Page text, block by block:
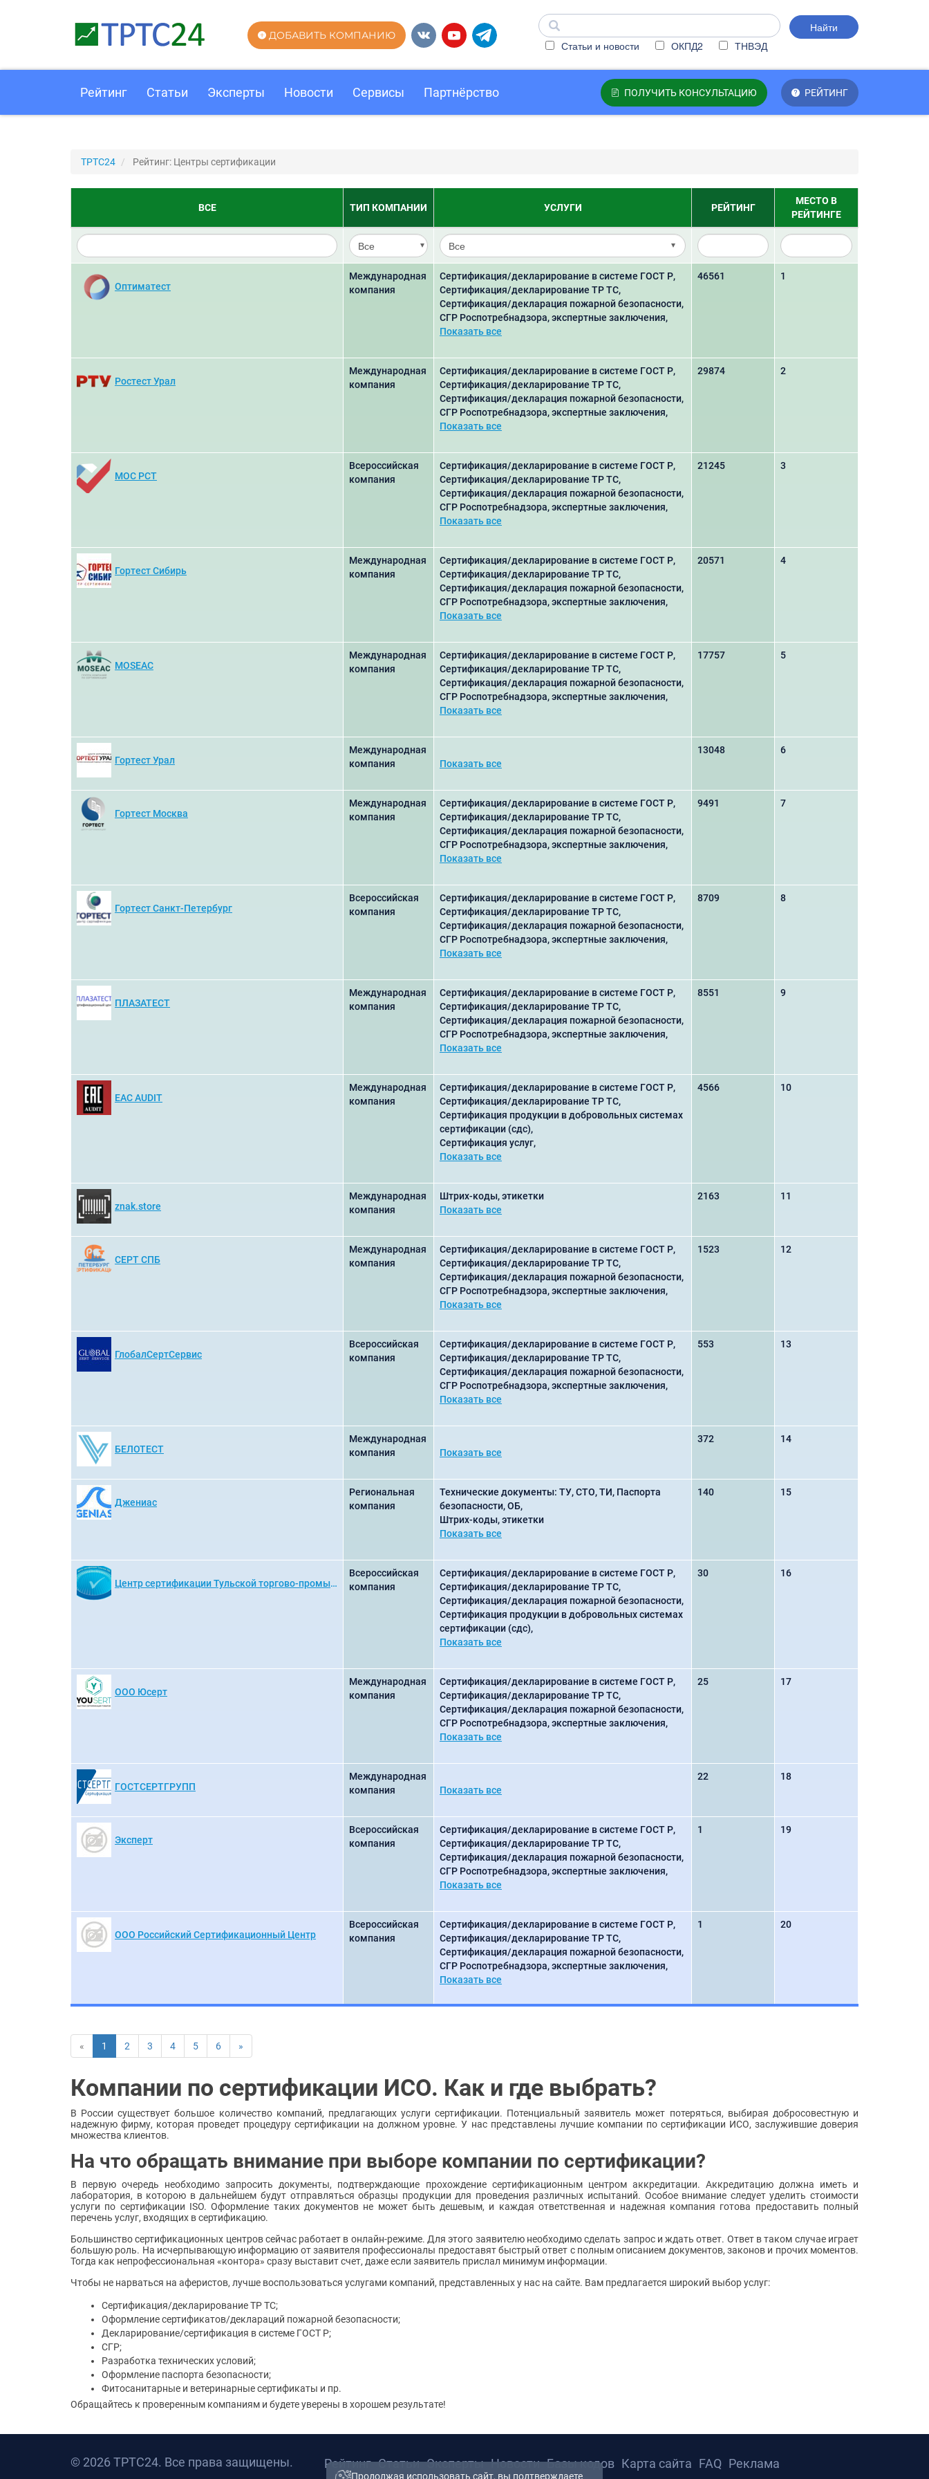
Найти
Статьи и новости
ОКПД2 ТНВЭД
ДОБАВИТЬ КОМПАНИЮ
ПОЛУЧИТЬ КОНСУЛЬТАЦИЮ РЕЙТИНГ
Рейтинг Статьи Эксперты Новости Сервисы Партнёрство
ТРТС24 Рейтинг: Центры сертификации
ВСЕ ТИП КОМПАНИИ УСЛУГИ РЕЙТИНГ
МЕСТО В
РЕЙТИНГЕ
Оптиматест
Международная
компания
Сертификация/декларирование в системе ГОСТ Р,
Сертификация/декларирование ТР ТС,
Сертификация/декларация пожарной безопасности,
СГР Роспотребнадзора, экспертные заключения,
Показать все
46561 1
Ростест Урал
Международная
компания
Сертификация/декларирование в системе ГОСТ Р,
Сертификация/декларирование ТР ТС,
Сертификация/декларация пожарной безопасности,
СГР Роспотребнадзора, экспертные заключения,
Показать все
29874 2
МОС РСТ
Всероссийская
компания
Сертификация/декларирование в системе ГОСТ Р,
Сертификация/декларирование ТР ТС,
Сертификация/декларация пожарной безопасности,
СГР Роспотребнадзора, экспертные заключения,
Показать все
21245 3
Гортест Сибирь
Международная
компания
Сертификация/декларирование в системе ГОСТ Р,
Сертификация/декларирование ТР ТС,
Сертификация/декларация пожарной безопасности,
СГР Роспотребнадзора, экспертные заключения,
Показать все
20571 4
MOSEAC
Международная
компания
Сертификация/декларирование в системе ГОСТ Р,
Сертификация/декларирование ТР ТС,
Сертификация/декларация пожарной безопасности,
СГР Роспотребнадзора, экспертные заключения,
Показать все
17757 5
Гортест Урал
Международная
компания
Показать все
13048 6
Гортест Москва
Международная
компания
Сертификация/декларирование в системе ГОСТ Р,
Сертификация/декларирование ТР ТС,
Сертификация/декларация пожарной безопасности,
СГР Роспотребнадзора, экспертные заключения,
Показать все
9491 7
Гортест Санкт-Петербург
Всероссийская
компания
Сертификация/декларирование в системе ГОСТ Р,
Сертификация/декларирование ТР ТС,
Сертификация/декларация пожарной безопасности,
СГР Роспотребнадзора, экспертные заключения,
Показать все
8709 8
ПЛАЗАТЕСТ
Международная
компания
Сертификация/декларирование в системе ГОСТ Р,
Сертификация/декларирование ТР ТС,
Сертификация/декларация пожарной безопасности,
СГР Роспотребнадзора, экспертные заключения,
Показать все
8551 9
EAC AUDIT
Международная
компания
Сертификация/декларирование в системе ГОСТ Р,
Сертификация/декларирование ТР ТС,
Сертификация продукции в добровольных системах
сертификации (сдс),
Сертификация услуг,
Показать все
4566 10
znak.store
Международная
компания
Штрих-коды, этикетки
Показать все
2163 11
СЕРТ СПБ
Международная
компания
Сертификация/декларирование в системе ГОСТ Р,
Сертификация/декларирование ТР ТС,
Сертификация/декларация пожарной безопасности,
СГР Роспотребнадзора, экспертные заключения,
Показать все
1523 12
ГлобалСертСервис
Всероссийская
компания
Сертификация/декларирование в системе ГОСТ Р,
Сертификация/декларирование ТР ТС,
Сертификация/декларация пожарной безопасности,
СГР Роспотребнадзора, экспертные заключения,
Показать все
553 13
БЕЛОТЕСТ
Международная
компания
Показать все
372 14
Джениас
Региональная
компания
Технические документы: ТУ, СТО, ТИ, Паспорта
безопасности, ОБ,
Штрих-коды, этикетки
Показать все
140 15
Центр сертификации Тульской торгово-промышленной палаты
Всероссийская
компания
Сертификация/декларирование в системе ГОСТ Р,
Сертификация/декларирование ТР ТС,
Сертификация/декларация пожарной безопасности,
Сертификация продукции в добровольных системах
сертификации (сдс),
Показать все
30 16
ООО Юсерт
Международная
компания
Сертификация/декларирование в системе ГОСТ Р,
Сертификация/декларирование ТР ТС,
Сертификация/декларация пожарной безопасности,
СГР Роспотребнадзора, экспертные заключения,
Показать все
25 17
ГОСТСЕРТГРУПП
Международная
компания
Показать все
22 18
Эксперт
Всероссийская
компания
Сертификация/декларирование в системе ГОСТ Р,
Сертификация/декларирование ТР ТС,
Сертификация/декларация пожарной безопасности,
СГР Роспотребнадзора, экспертные заключения,
Показать все
1 19
ООО Российский Сертификационный Центр
Всероссийская
компания
Сертификация/декларирование в системе ГОСТ Р,
Сертификация/декларирование ТР ТС,
Сертификация/декларация пожарной безопасности,
СГР Роспотребнадзора, экспертные заключения,
Показать все
1 20
« 1 2 3 4 5 6 »
Компании по сертификации ИСО. Как и где выбрать?
В России существует большое количество компаний, предлагающих услуги сертификации. Потенциальный заявитель может потеряться, выбирая добросовестную и
надежную фирму, которая проведет процедуру сертификации на должном уровне. У нас представлены лучшие компании по сертификации ИСО, заслужившие доверия
множества клиентов.
На что обращать внимание при выборе компании по сертификации?
В первую очередь необходимо запросить документы, подтверждающие прохождение сертификационным центром аккредитации. Аккредитацию должна иметь и
лаборатория, в которою в дальнейшем будут отправляться образцы продукции для проведения различных испытаний. Особое внимание следует уделить стоимости
услуги по сертификации ISO. Оформление таких документов не может быть дешевым, и каждая ответственная и надежная компания готова предоставить полный
перечень услуг, входящих в сертификацию.
Большинство сертификационных центров сейчас работает в онлайн-режиме. Для этого заявителю необходимо сделать запрос и ждать ответ. Ответ в таком случае играет
большую роль. На исчерпывающую информацию от заявителя профессионалы предоставят быстрый ответ с полным описанием документов, законов и прочих моментов.
Тогда как непрофессиональная «контора» сразу выставит счет, даже если заявитель прислал минимум информации.
Чтобы не нарваться на аферистов, лучше воспользоваться услугами компаний, представленных у нас на сайте. Вам предлагается широкий выбор услуг:
Сертификация/декларирование ТР ТС;
Оформление сертификатов/деклараций пожарной безопасности;
Декларирование/сертификация в системе ГОСТ Р;
СГР;
Разработка технических условий;
Оформление паспорта безопасности;
Фитосанитарные и ветеринарные сертификаты и пр.
Обращайтесь к проверенным компаниям и будете уверены в хорошем результате!
© 2026 ТРТС24. Все права защищены. Рейтинг Статьи Эксперты Новости Базы кодов Карта сайта FAQ Реклама
Продолжая использовать сайт, вы подтверждаете